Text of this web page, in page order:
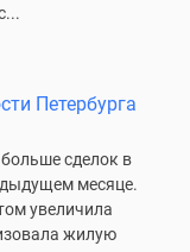
Петербурга
сделок в
месяце.
увеличила
жилую